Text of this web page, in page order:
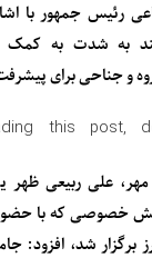
رئیس جمهور با
به شدت به کمک
و جناحی برای پیشرفت
this post,
مهر، علی ربیعی
خصوصی که با حضور
برگزار شد، افزود: